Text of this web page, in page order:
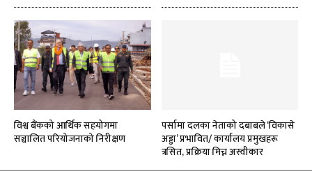
विश्व बैंकको आर्थिक सहयोगमा
सञ्चालित परियोजनाको निरीक्षण
पर्सामा दलका नेताको दबाबले ‘विकासे
अड्डा’ प्रभावित/ कार्यालय प्रमुखहरू
त्रसित, प्रक्रिया मिच्न अस्वीकार